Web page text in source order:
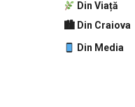
Din Viață
🏙 Din Craiova
Din Media